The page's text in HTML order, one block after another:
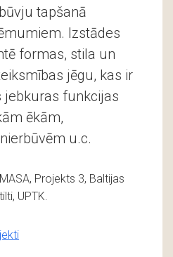
tapšanā
Izstādes
formas, stila un
jēgu, kas ir
jebkuras funkcijas
ēkām,
u.c.
Projekts 3, Baltijas
UPTK.